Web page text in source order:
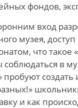
фондов,
вход
музея,
что
в
пробуют
и как